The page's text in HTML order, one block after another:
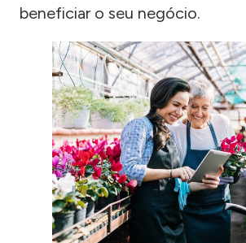
beneficiar o seu negócio.